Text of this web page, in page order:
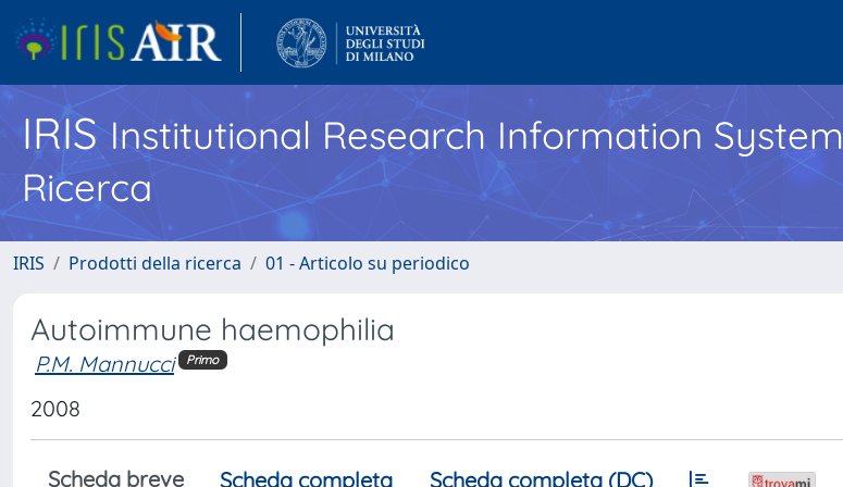
IRISInstitutional Research Information System
Ricerca
IRIS Prodotti della ricerca 01 - Articolo su periodico
Autoimmune haemophilia
P.M. Mannucci Primo
2008
Scheda breve Scheda completa Scheda completa (DC)